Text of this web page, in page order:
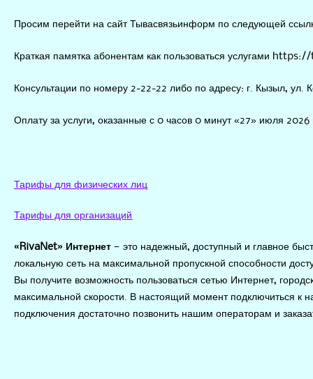
Просим перейти на сайт Тывасвязьинформ по следующей
Краткая памятка абонентам как пользоваться услугами https://
Консультации по номеру 2-22-22 либо по адресу: г. Кызыл, ул.
Оплату за услуги, оказанные с 0 часов 0 минут «27» июля
Тарифы для физических лиц
Тарифы для организаций
«RivaNet» Интернет — это надежный, доступный и главное
локальную сеть на максимальной пропускной способности
Вы получите возможность пользоваться сетью Интернет,
максимальной скорости. В настоящий момент подключиться
подключения достаточно позвонить нашим операторам и